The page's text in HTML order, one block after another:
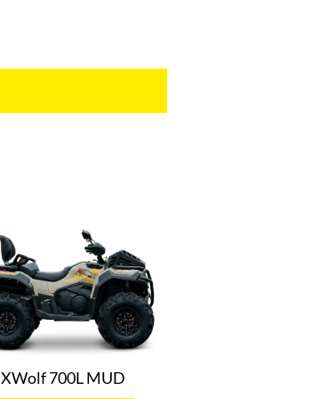
XWolf 700L MUD